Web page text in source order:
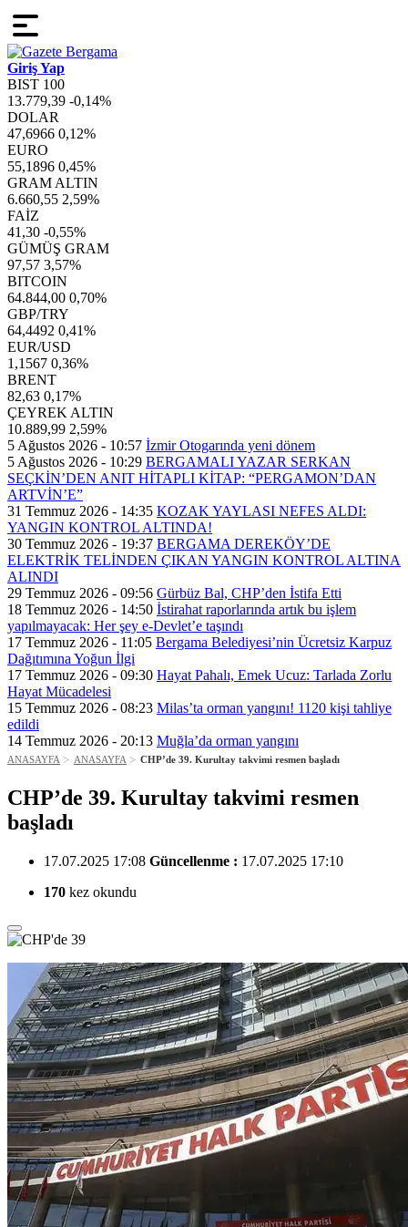
Giriş Yap
BIST 100
13.779,39 -0,14%
DOLAR
47,6966 0,12%
EURO
55,1896 0,45%
GRAM ALTIN
6.660,55 2,59%
FAİZ
41,30 -0,55%
GÜMÜŞ GRAM
97,57 3,57%
BITCOIN
64.844,00 0,70%
GBP/TRY
64,4492 0,41%
EUR/USD
1,1567 0,36%
BRENT
82,63 0,17%
ÇEYREK ALTIN
10.889,99 2,59%
5 Ağustos 2026 - 10:57 İzmir Otogarında yeni dönem
5 Ağustos 2026 - 10:29 BERGAMALI YAZAR SERKAN
SEÇKİN’DEN ANIT HİTAPLI KİTAP: “PERGAMON’DAN
ARTVİN’E”
31 Temmuz 2026 - 14:35 KOZAK YAYLASI NEFES ALDI:
YANGIN KONTROL ALTINDA!
30 Temmuz 2026 - 19:37 BERGAMA DEREKÖY’DE
ELEKTRİK TELİNDEN ÇIKAN YANGIN KONTROL ALTINA
ALINDI
29 Temmuz 2026 - 09:56 Gürbüz Bal, CHP’den İstifa Etti
18 Temmuz 2026 - 14:50 İstirahat raporlarında artık bu işlem
yapılmayacak: Her şey e-Devlet’e taşındı
17 Temmuz 2026 - 11:05 Bergama Belediyesi’nin Ücretsiz Karpuz
Dağıtımına Yoğun İlgi
17 Temmuz 2026 - 09:30 Hayat Pahalı, Emek Ucuz: Tarlada Zorlu
Hayat Mücadelesi
15 Temmuz 2026 - 08:23 Milas’ta orman yangını! 1120 kişi tahliye
edildi
14 Temmuz 2026 - 20:13 Muğla’da orman yangını
ANASAYFA ANASAYFA CHP’de 39. Kurultay takvimi resmen başladı
CHP’de 39. Kurultay takvimi resmen
başladı
17.07.2025 17:08 Güncellenme : 17.07.2025 17:10
170 kez okundu